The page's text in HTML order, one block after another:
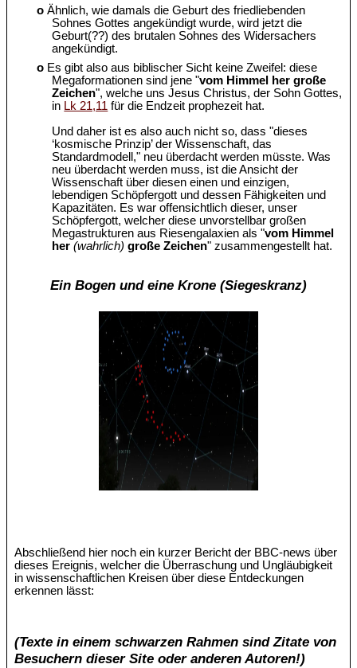
o Ähnlich, wie damals die Geburt des friedliebenden
Sohnes Gottes angekündigt wurde, wird jetzt die
Geburt(??) des brutalen Sohnes des Widersachers
angekündigt.
o Es gibt also aus biblischer Sicht keine Zweifel: diese
Megaformationen sind jene "vom Himmel her große
Zeichen", welche uns Jesus Christus, der Sohn Gottes,
in Lk 21,11 für die Endzeit prophezeit hat.
Und daher ist es also auch nicht so, dass "dieses
‘kosmische Prinzip’ der Wissenschaft, das
Standardmodell," neu überdacht werden müsste. Was
neu überdacht werden muss, ist die Ansicht der
Wissenschaft über diesen einen und einzigen,
lebendigen Schöpfergott und dessen Fähigkeiten und
Kapazitäten. Es war offensichtlich dieser, unser
Schöpfergott, welcher diese unvorstellbar großen
Megastrukturen aus Riesengalaxien als "vom Himmel
her(wahrlich) große Zeichen" zusammengestellt hat.
Ein Bogen und eine Krone (Siegeskranz)
Abschließend hier noch ein kurzer Bericht der BBC-news über
dieses Ereignis, welcher die Überraschung und Ungläubigkeit
in wissenschaftlichen Kreisen über diese Entdeckungen
erkennen lässt:
(Texte in einem schwarzen Rahmen sind Zitate von
Besuchern dieser Site oder anderen Autoren!)